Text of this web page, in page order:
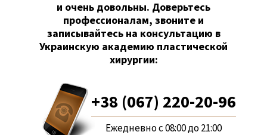
и очень довольны. Доверьтесь
профессионалам, звоните и
записывайтесь на консультацию в
Украинскую академию пластической
хирургии:
+38 (067) 220-20-96
Ежедневно с 08:00 до 21:00